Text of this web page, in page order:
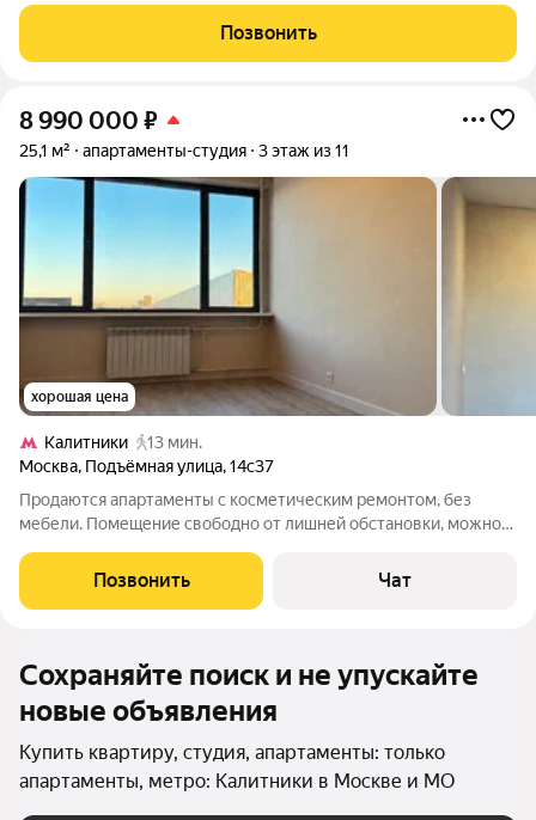
компания КОЛДИ, представляет собой знаковое жилое
пространство, на территории которого
Позвонить
8 990 000 ₽
25,1 м² апартаменты-студия 3 этаж из 11
хорошая цена
Калитники
13 мин.
Москва, Подъёмная улица,14с37
Продаются апартаменты с косметическим ремонтом, без
мебели. Помещение свободно от лишней обстановки, можно
Подойдет не только для проживания, но и под кабинет, студию,
шоурум или рабочее
Позвонить Чат
Сохраняйте поиск и не упускайте
новые объявления
Купить квартиру, студия, апартаменты: только
апартаменты, метро: Калитники в Москве и МО